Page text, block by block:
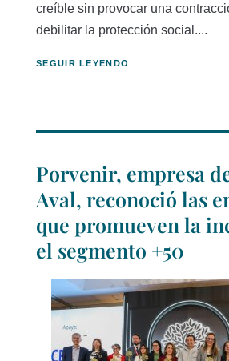
creíble sin provocar una
debilitar la protección social....
SEGUIR LEYENDO
Porvenir, empresa
Aval, reconoció las
que promueven la
el segmento +50